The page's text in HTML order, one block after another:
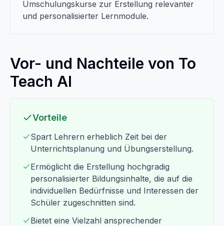
Umschulungskurse zur Erstellung relevanter
und personalisierter Lernmodule.
Vor- und Nachteile von To
Teach AI
Vorteile
Spart Lehrern erheblich Zeit bei der
Unterrichtsplanung und Übungserstellung.
Ermöglicht die Erstellung hochgradig
personalisierter Bildungsinhalte, die auf die
individuellen Bedürfnisse und Interessen der
Schüler zugeschnitten sind.
Bietet eine Vielzahl ansprechender